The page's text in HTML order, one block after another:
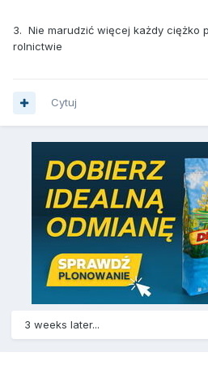
3. Nie marudzić więcej każdy ciężko
rolnictwie
Cytuj
3 weeks later...